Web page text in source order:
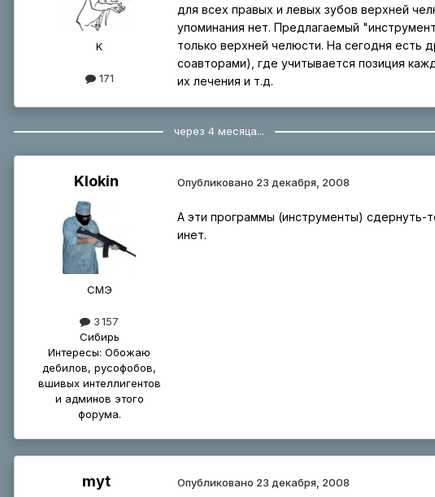
K
171
для всех правых и левых зубов верхней
упоминания нет. Предлагаемый
только верхней челюсти. На сегодня есть
соавторами), где учитывается позиция
их лечения и т.д.
через 4 месяца...
Klokin
СМЭ
3 157
Сибирь
Интересы: Обожаю
дебилов, русофобов,
вшивых интеллигентов
и админов этого
форума.
Опубликовано 23 декабря, 2008
А эти программы (инструменты) сдернуть-
инет.
myt Опубликовано 23 декабря, 2008